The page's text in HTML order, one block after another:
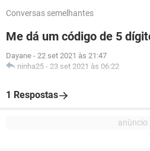
Conversas semelhantes
Me dá um código de 5
Dayane - 22 set 2021 às 21:47
ninha25 - 23 set 2021 às 06:22
1 Respostas